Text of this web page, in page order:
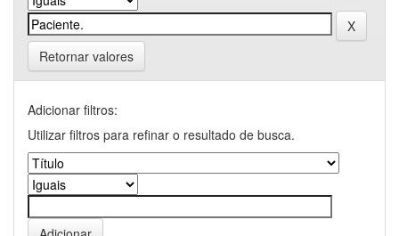
Retornar valores
Adicionar filtros:
Utilizar filtros para refinar o resultado de busca.